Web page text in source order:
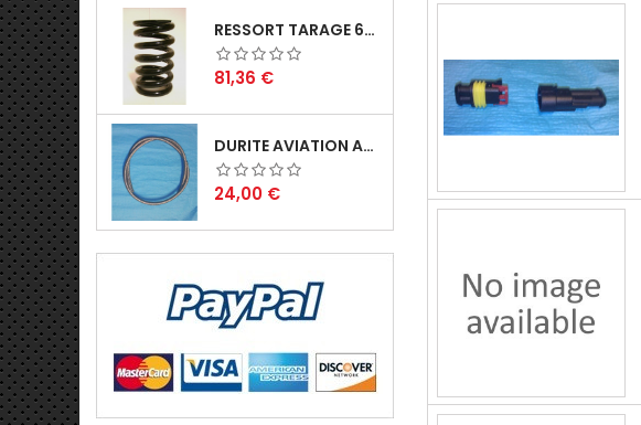
RESSORT TARAGE 60N.
Prix
81,36 €
DURITE AVIATION AN 8
Prix
24,00 €